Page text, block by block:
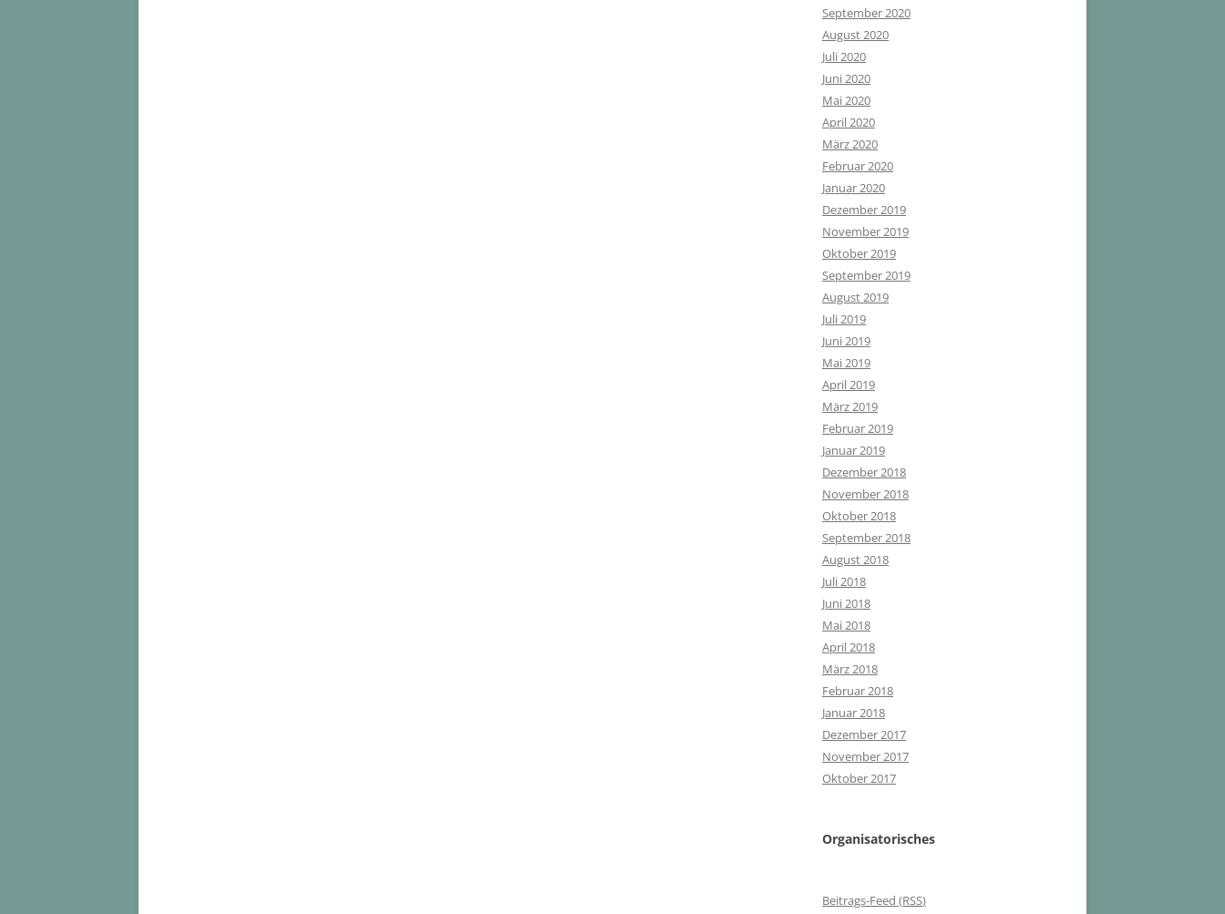
September 2020
August 2020
Juli 2020
Juni 2020
Mai 2020
April 2020
März 2020
Februar 2020
Januar 2020
Dezember 2019
November 2019
Oktober 2019
September 2019
August 2019
Juli 2019
Juni 2019
Mai 2019
April 2019
März 2019
Februar 2019
Januar 2019
Dezember 2018
November 2018
Oktober 2018
September 2018
August 2018
Juli 2018
Juni 2018
Mai 2018
April 2018
März 2018
Februar 2018
Januar 2018
Dezember 2017
November 2017
Oktober 2017
Organisatorisches
Beitrags-Feed (RSS)